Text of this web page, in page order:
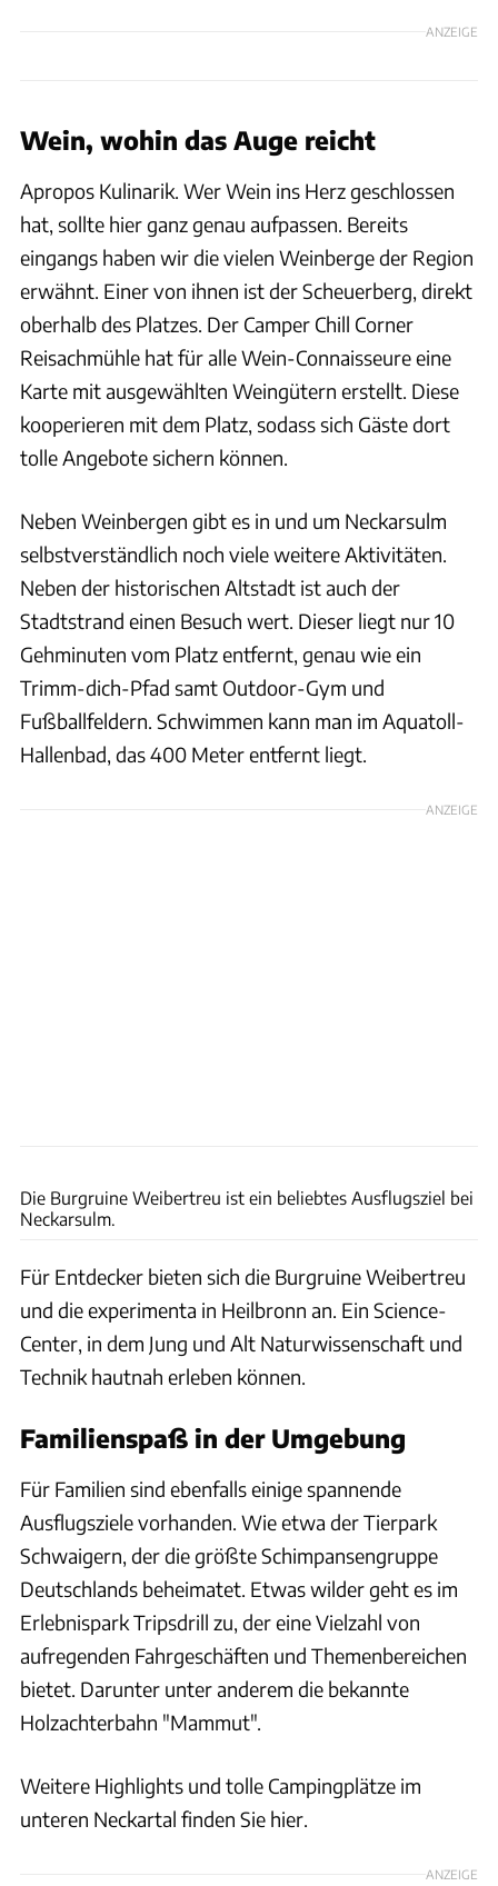
ANZEIGE
Wein, wohin das Auge reicht
Apropos Kulinarik. Wer Wein ins Herz geschlossen
hat, sollte hier ganz genau aufpassen. Bereits
eingangs haben wir die vielen Weinberge der Region
erwähnt. Einer von ihnen ist der Scheuerberg, direkt
oberhalb des Platzes. Der Camper Chill Corner
Reisachmühle hat für alle Wein-Connaisseure eine
Karte mit ausgewählten Weingütern erstellt. Diese
kooperieren mit dem Platz, sodass sich Gäste dort
tolle Angebote sichern können.
Neben Weinbergen gibt es in und um Neckarsulm
selbstverständlich noch viele weitere Aktivitäten.
Neben der historischen Altstadt ist auch der
Stadtstrand einen Besuch wert. Dieser liegt nur 10
Gehminuten vom Platz entfernt, genau wie ein
Trimm-dich-Pfad samt Outdoor-Gym und
Fußballfeldern. Schwimmen kann man im Aquatoll-
Hallenbad, das 400 Meter entfernt liegt.
ANZEIGE
Die Burgruine Weibertreu ist ein beliebtes Ausflugsziel bei
Neckarsulm.
Für Entdecker bieten sich die Burgruine Weibertreu
und die experimenta in Heilbronn an. Ein Science-
Center, in dem Jung und Alt Naturwissenschaft und
Technik hautnah erleben können.
Familienspaß in der Umgebung
Für Familien sind ebenfalls einige spannende
Ausflugsziele vorhanden. Wie etwa der Tierpark
Schwaigern, der die größte Schimpansengruppe
Deutschlands beheimatet. Etwas wilder geht es im
Erlebnispark Tripsdrill zu, der eine Vielzahl von
aufregenden Fahrgeschäften und Themenbereichen
bietet. Darunter unter anderem die bekannte
Holzachterbahn "Mammut".
Weitere Highlights und tolle Campingplätze im
unteren Neckartal finden Sie hier.
ANZEIGE